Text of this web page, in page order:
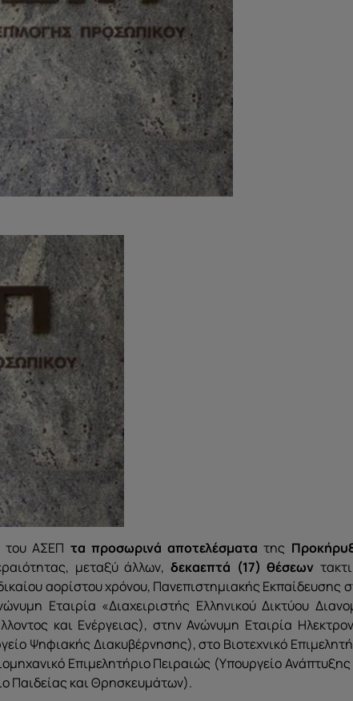
του ΑΣΕΠ τα προσωρινά αποτελέσματα της
μεταξύ άλλων, δεκαεπτά (17) θέσεων
αορίστου χρόνου, Πανεπιστημιακής Εκπαίδευσης
Εταιρία «Διαχειριστής Ελληνικού Δικτύου
και Ενέργειας), στην Ανώνυμη Εταιρία
Ψηφιακής Διακυβέρνησης), στο Βιοτεχνικό
Επιμελητήριο Πειραιώς (Υπουργείο Ανάπτυξης
Παιδείας και Θρησκευμάτων).